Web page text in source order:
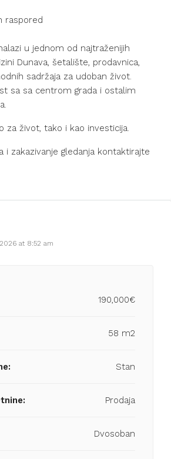
raspored
u jednom od najtraženijih
Dunava, šetalište, prodavnica,
sadržaja za udoban život.
sa sa centrom grada i ostalim
za život, tako i kao investicija.
i zakazivanje gledanja kontaktirajte
at 8:52 am
190,000€
58 m2
Stan
Prodaja
Dvosoban